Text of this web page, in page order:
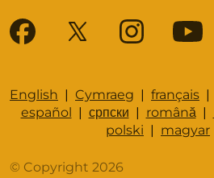
English | Cymraeg | français |
español | српски | română|
polski | magyar
© Copyright 2026